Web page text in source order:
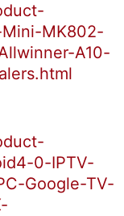
MK802-
A10-
0-IPTV-
Google-TV-